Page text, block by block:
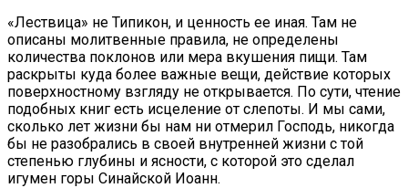
«Лествица» не Типикон, и ценность ее иная. Там не
описаны молитвенные правила, не определены
количества поклонов или мера вкушения пищи. Там
раскрыты куда более важные вещи, действие которых
поверхностному взгляду не открывается. По сути, чтение
подобных книг есть исцеление от слепоты. И мы сами,
сколько лет жизни бы нам ни отмерил Господь, никогда
бы не разобрались в своей внутренней жизни с той
степенью глубины и ясности, с которой это сделал
игумен горы Синайской Иоанн.